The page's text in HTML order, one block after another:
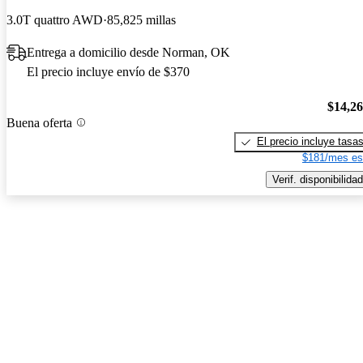
3.0T quattro AWD 85,825 millas
Entrega a domicilio desde Norman, OK
El precio incluye envío de $370
Buena oferta
El precio incluye tasas
$181/mes
Verif. disponibilidad